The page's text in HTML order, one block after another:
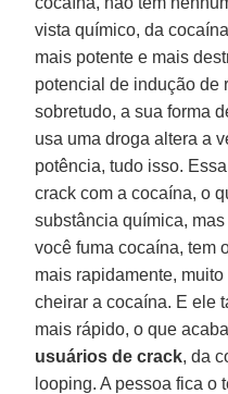
vista químico, da
mais potente e mais
potencial de indução de
sobretudo, a sua forma
usa uma droga altera a
potência, tudo isso.
crack com a cocaína, o
substância química,
você fuma cocaína, tem
mais rapidamente,
cheirar a cocaína. E ele
mais rápido, o que
usuários de crack, da
looping. A pessoa fica o